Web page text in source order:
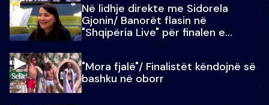
Në lidhje direkte me Sidorela
Gjonin/ Banorët flasin në
"Shqipëria Live" për finalen e
"Mora fjalë"/ Finalistët këndojnë së
bashku në oborr